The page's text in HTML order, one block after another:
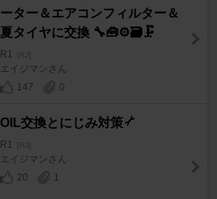
ーター＆エアコンフィルター＆
夏タイヤに交換 🔧🧰⚙️🗃️🗜️
R1 [RJ]
エイジマンさん
147
0
OIL交換とにじみ対策
R1 [RJ]
エイジマンさん
20
1